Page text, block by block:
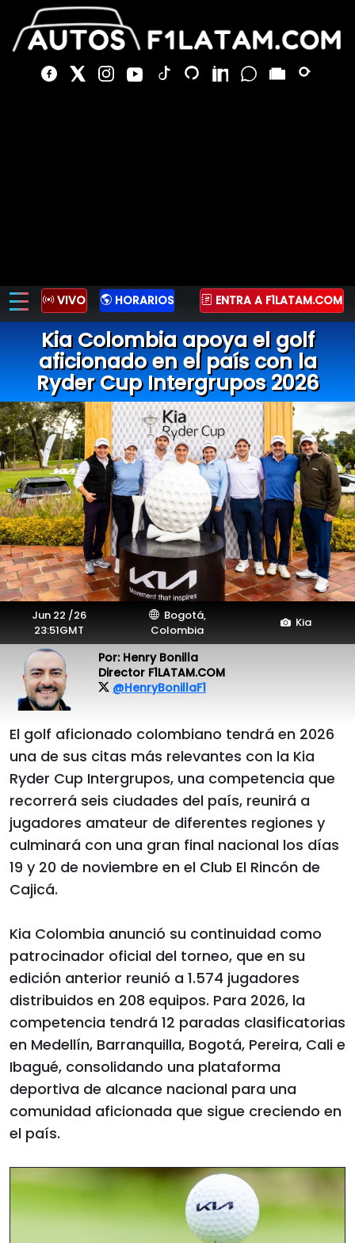
VIVO HORARIOS ENTRA A F1LATAM.COM
Kia Colombia apoya el golf
aficionado en el país con la
Ryder Cup Intergrupos 2026
Jun 22 /26
23:51GMT
Bogotá,
Colombia
Kia
Por: Henry Bonilla
Director F1LATAM.COM
@HenryBonillaF1
El golf aficionado colombiano tendrá en 2026
una de sus citas más relevantes con la Kia
Ryder Cup Intergrupos, una competencia que
recorrerá seis ciudades del país, reunirá a
jugadores amateur de diferentes regiones y
culminará con una gran final nacional los días
19 y 20 de noviembre en el Club El Rincón de
Cajicá.
Kia Colombia anunció su continuidad como
patrocinador oficial del torneo, que en su
edición anterior reunió a 1.574 jugadores
distribuidos en 208 equipos. Para 2026, la
competencia tendrá 12 paradas clasificatorias
en Medellín, Barranquilla, Bogotá, Pereira, Cali e
Ibagué, consolidando una plataforma
deportiva de alcance nacional para una
comunidad aficionada que sigue creciendo en
el país.